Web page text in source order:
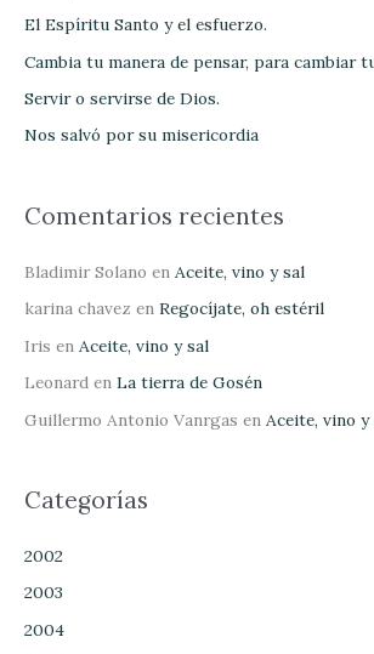
o
r
:
El Espíritu Santo y el esfuerzo.
Cambia tu manera de pensar, para cambiar
Servir o servirse de Dios.
Nos salvó por su misericordia
Comentarios recientes
Bladimir Solano en Aceite, vino y sal
karina chavez en Regocíjate, oh estéril
Iris en Aceite, vino y sal
Leonard en La tierra de Gosén
Guillermo Antonio Vanrgas en Aceite, vino y
Categorías
2002
2003
2004